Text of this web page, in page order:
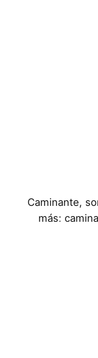
Caminante,
más;